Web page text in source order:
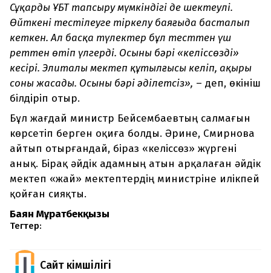
Сұңқардың ҰБТ тапсыру мүмкіндігі де шектеулі.
Өйткені тестілеуге тіркелу баяғыда басталып
кеткен. Ал басқа түлектер бұл тесттен үш
реттен өтіп үлгерді. Осының бәрі «келіссөздің»
кесірі. Элиталы мектеп құтылғысы келіп, ақыры
соны жасады. Осының бәрі әділетсіз», – деп, өкініш
білдіріп отыр.
Бұл жағдай министр Бейсембаевтың салмағын
көрсетіп берген оқиға болды. Әрине, Смирнова
айтып отырғандай, біраз «келіссөз» жүргені
анық. Бірақ әйдік адамның атын арқалаған әйдік
мектеп «жай» мектептердің министріне илікпей
қойған сияқты.
Баян Мұратбекқызы
Тегтер:
Сайт Әкімшілігі